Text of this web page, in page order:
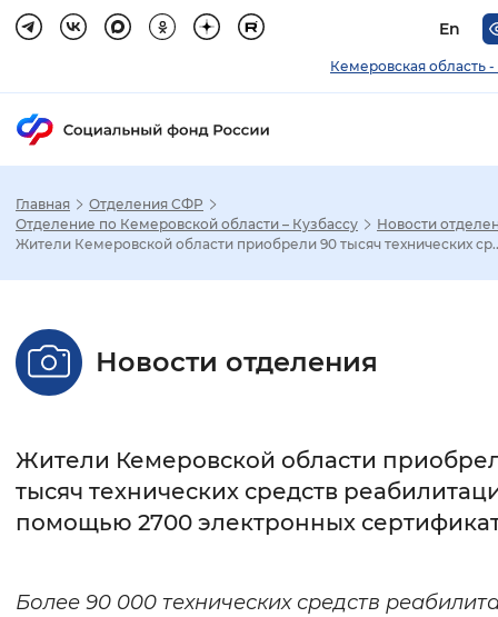
En
Кемеровская область -
Настройка режима отображения
Стандартный Увеличенный
С засечками
Интервал между буквами
Главная
Отделения СФР
Отделение по Кемеровской области – Кузбассу
Новости
Жители Кемеровской области приобрели 90 тысяч технических
Новости отделения
Жители Кемеровской области
тысяч технических средств
помощью 2700 электронных
Более 90 000 технических средств